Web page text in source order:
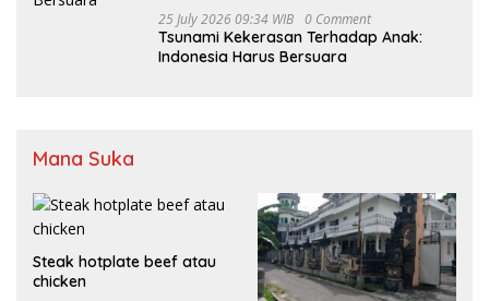
25 July 2026 09:34 WIB 0 Comment
Tsunami Kekerasan Terhadap Anak:
Indonesia Harus Bersuara
Mana Suka
Steak hotplate beef atau
chicken